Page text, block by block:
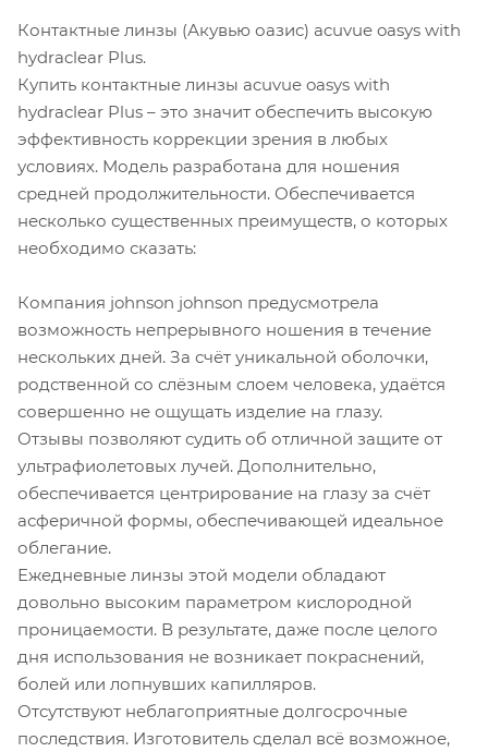
Контактные линзы (Акувью оазис) acuvue oasys with
hydraclear Plus.
Купить контактные линзы acuvue oasys with
hydraclear Plus – это значит обеспечить высокую
эффективность коррекции зрения в любых
условиях. Модель разработана для ношения
средней продолжительности. Обеспечивается
несколько существенных преимуществ, о которых
необходимо сказать:
Компания johnson johnson предусмотрела
возможность непрерывного ношения в течение
нескольких дней. За счёт уникальной оболочки,
родственной со слёзным слоем человека, удаётся
совершенно не ощущать изделие на глазу.
Отзывы позволяют судить об отличной защите от
ультрафиолетовых лучей. Дополнительно,
обеспечивается центрирование на глазу за счёт
асферичной формы, обеспечивающей идеальное
облегание.
Ежедневные линзы этой модели обладают
довольно высоким параметром кислородной
проницаемости. В результате, даже после целого
дня использования не возникает покраснений,
болей или лопнувших капилляров.
Отсутствуют неблагоприятные долгосрочные
последствия. Изготовитель сделал всё возможное,